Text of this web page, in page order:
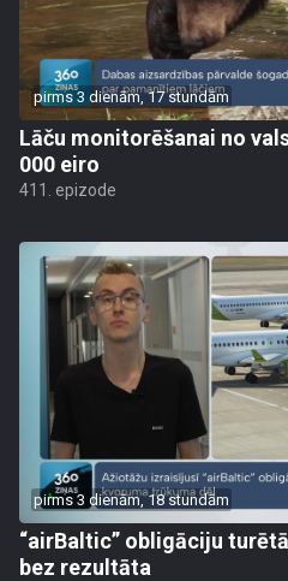
pirms 3 dienām, 17 stundām
Lāču monitorēšanai no
000 eiro
411. epizode
pirms 3 dienām, 18 stundām
“airBaltic” obligāciju
bez rezultāta